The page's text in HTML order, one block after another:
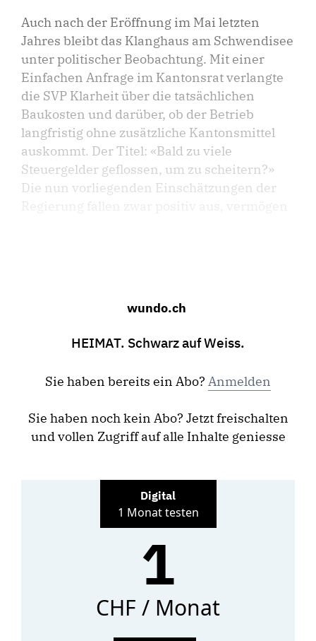
Auch nach der Eröffnung im Mai letzten
Jahres bleibt das Klanghaus am Schwendisee
unter politischer Beobachtung. Mit einer
Einfachen Anfrage im Kantonsrat verlangte
die SVP Klarheit über die tatsächlichen
Baukosten und darüber, ob der Betrieb
langfristig ohne zusätzliche Kantonsmittel
auskommt. Der Titel: «Bald zu viele
Steuergelder geflossen, um zu scheitern?»
Die nun vorliegenden Einschätzungen der
wundo.ch
HEIMAT. Schwarz auf Weiss.
Sie haben bereits ein Abo? Anmelden
Sie haben noch kein Abo? Jetzt freischalten
und vollen Zugriff auf alle Inhalte geniesse
Digital
1 Monat testen
1
CHF / Monat